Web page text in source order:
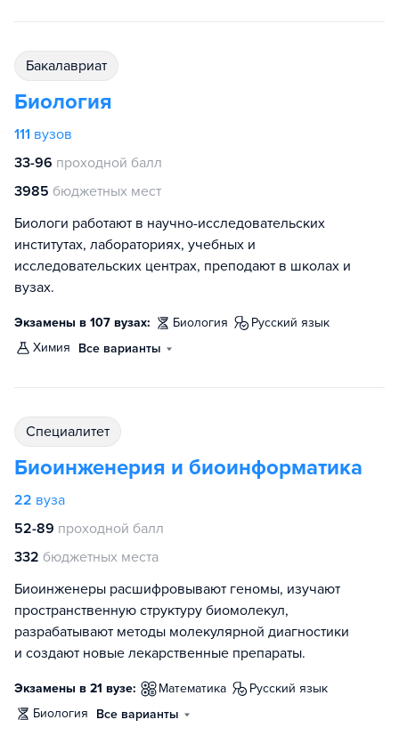
бакалавриат
Биология
111 вузов
33-96 проходной балл
3985 бюджетных мест
Биологи работают в научно-исследовательских
институтах, лабораториях, учебных и
исследовательских центрах, преподают в школах и
вузах.
Экзамены в 107 вузах: биология
русский язык
химия
Все варианты
специалитет
Биоинженерия и биоинформатика
22 вуза
52-89 проходной балл
332 бюджетных места
Биоинженеры расшифровывают геномы, изучают
пространственную структуру биомолекул,
разрабатывают методы молекулярной диагностики
и создают новые лекарственные препараты.
Экзамены в 21 вузе: математика
русский язык
биология
Все варианты